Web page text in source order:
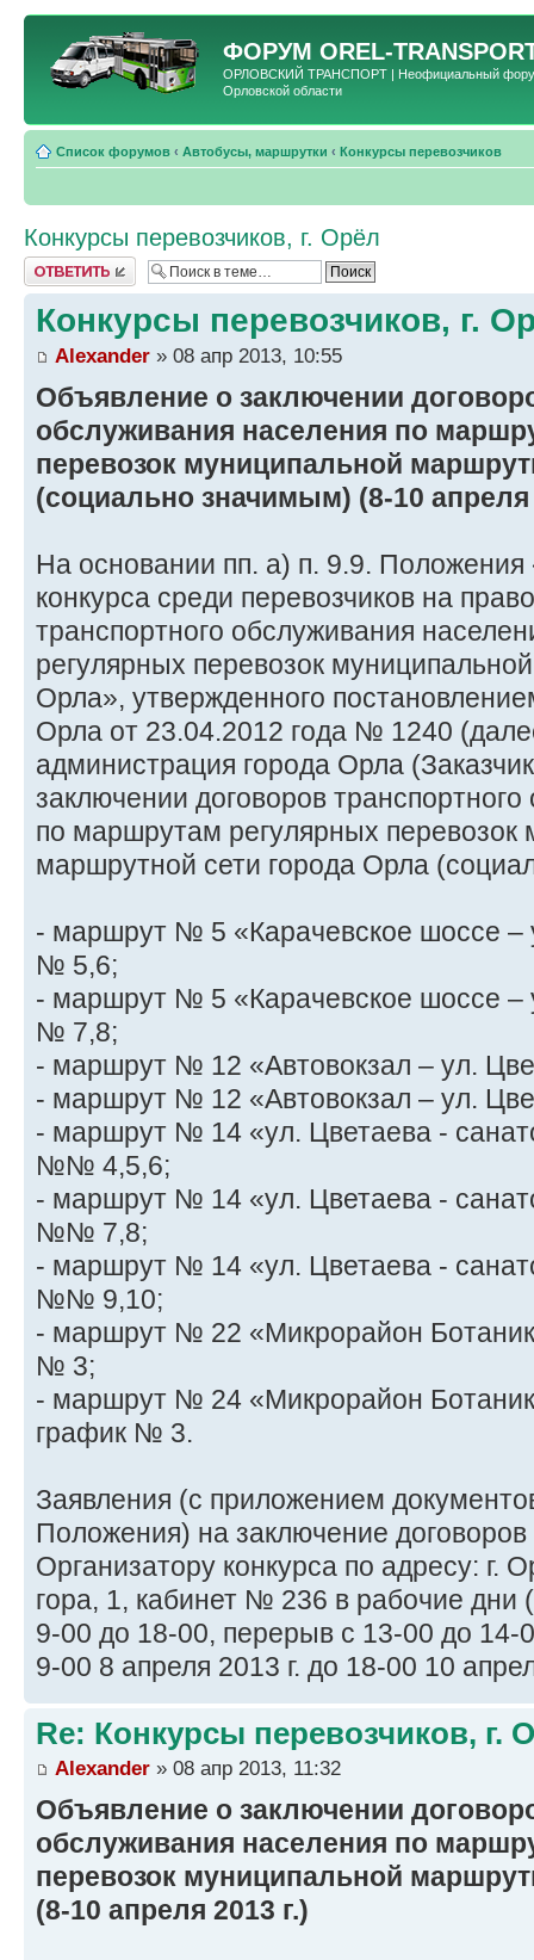
ФОРУМ OREL-
ОРЛОВСКИЙ ТРАНСПОРТ | Неофициальный форум
Орловской области
Список форумов ‹ Автобусы, маршрутки ‹ Конкурсы перевозчиков
Конкурсы перевозчиков, г. Орёл
Ответить
Конкурсы перевозчиков, г.
Alexander » 08 апр 2013, 10:55
Объявление о заключении
обслуживания населения по
перевозок муниципальной
(социально значимым) (8-10 апреля
На основании пп. а) п. 9.9.
конкурса среди перевозчиков на
транспортного обслуживания
регулярных перевозок
Орла», утвержденного
Орла от 23.04.2012 года № 1240
администрация города Орла
заключении договоров
по маршрутам регулярных перевозок
маршрутной сети города Орла
- маршрут № 5 «Карачевское шоссе
№ 5,6;
- маршрут № 5 «Карачевское шоссе
№ 7,8;
- маршрут № 12 «Автовокзал – ул.
- маршрут № 12 «Автовокзал – ул.
- маршрут № 14 «ул. Цветаева -
№№ 4,5,6;
- маршрут № 14 «ул. Цветаева -
№№ 7,8;
- маршрут № 14 «ул. Цветаева -
№№ 9,10;
- маршрут № 22 «Микрорайон
№ 3;
- маршрут № 24 «Микрорайон
график № 3.
Заявления (с приложением
Положения) на заключение договоров
Организатору конкурса по адресу: г.
гора, 1, кабинет № 236 в рабочие дни
9-00 до 18-00, перерыв с 13-00 до 14-
9-00 8 апреля 2013 г. до 18-00 10
Re: Конкурсы перевозчиков, г.
Alexander » 08 апр 2013, 11:32
Объявление о заключении
обслуживания населения по
перевозок муниципальной
(8-10 апреля 2013 г.)